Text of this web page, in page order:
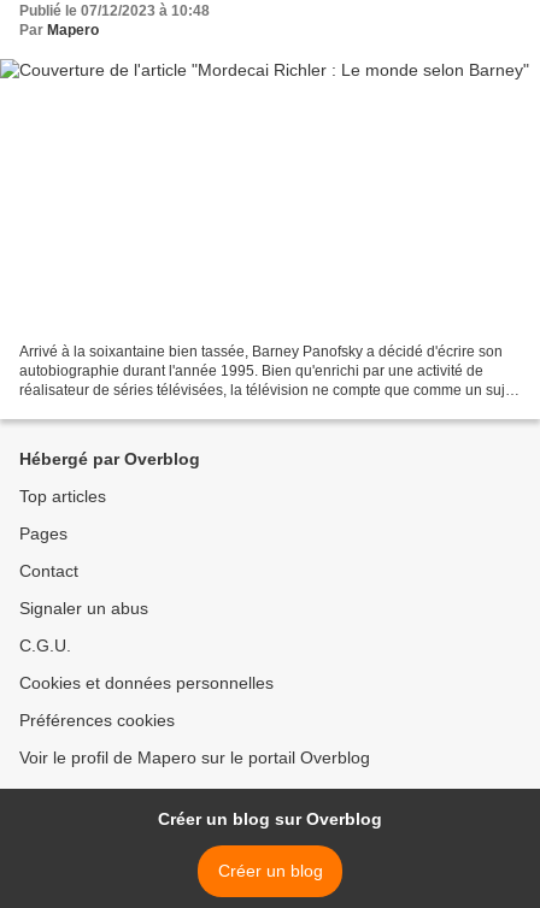
Publié le 07/12/2023 à 10:48
Par Mapero
Arrivé à la soixantaine bien tassée, Barney Panofsky a décidé d'écrire son
autobiographie durant l'année 1995. Bien qu'enrichi par une activité de
réalisateur de séries télévisées, la télévision ne compte que comme un sujet
Hébergé par Overblog
Top articles
Pages
Contact
Signaler un abus
C.G.U.
Cookies et données personnelles
Préférences cookies
Voir le profil de Mapero sur le portail Overblog
Créer un blog sur Overblog
Créer un blog